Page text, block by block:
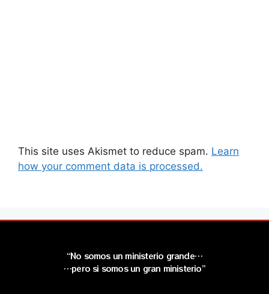
This site uses Akismet to reduce spam. Learn
how your comment data is processed.
“No somos un ministerio grande…
…pero si somos un gran ministerio”